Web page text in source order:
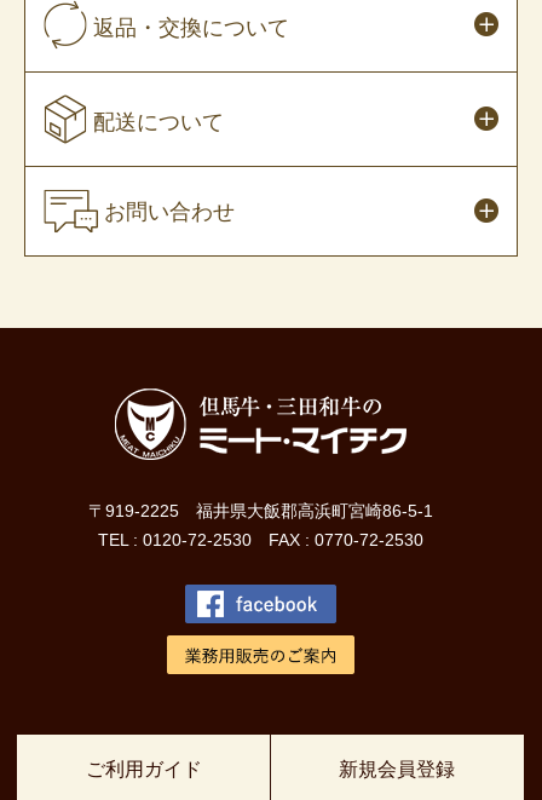
返品・交換について
配送について
お問い合わせ
〒919-2225 福井県大飯郡高浜町宮崎86-5-1
TEL : 0120-72-2530 FAX : 0770-72-2530
ご利用ガイド 新規会員登録